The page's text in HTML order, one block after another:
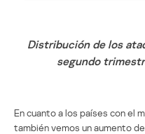
Distribución de los
segundo
En cuanto a los países con el
también vemos un aumento